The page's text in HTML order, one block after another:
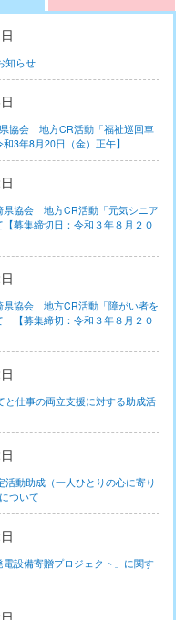
知らせ
協会 地方CR活動「福祉巡回車
3年8月20日（金）正午】
協会 地方CR活動「元気シニア
募集締切日：令和３年８月２０
協会 地方CR活動「障がい者を
【募集締切：令和３年８月２０
仕事の両立支援に対する助成活
動助成（一人ひとりの心に寄り
ついて
設備寄贈プロジェクト」に関す